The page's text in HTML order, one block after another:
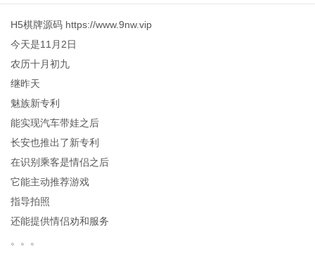
H5棋牌源码 https://www.9nw.vip
今天是11月2日
农历十月初九
继昨天
魅族新专利
能实现汽车带娃之后
长安也推出了新专利
在识别乘客是情侣之后
它能主动推荐游戏
指导拍照
还能提供情侣劝和服务
。。。